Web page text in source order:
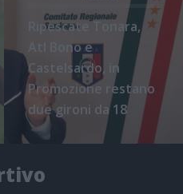
Ripescate Tonara,
Atl Bono e
Castelsardo, in
Promozione restano
due gironi da 18